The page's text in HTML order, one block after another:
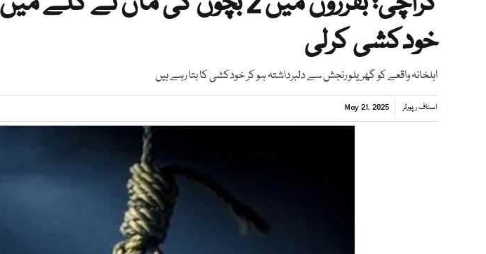
خودکشی کرلی
اہلخانہ واقعے کو گھریلو رنجش سے دلبرداشتہ ہو کر خودکشی کا بتا رہے ہیں
اسٹاف رپورٹر May 21, 2025